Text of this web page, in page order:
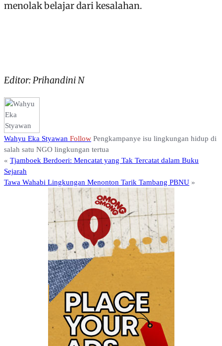
menolak belajar dari kesalahan.
Editor: Prihandini N
Wahyu Eka Styawan Follow Pengkampanye isu lingkungan hidup di
salah satu NGO lingkungan tertua
« Tjamboek Berdoeri: Mencatat yang Tak Tercatat dalam Buku
Sejarah
Tawa Wahabi Lingkungan Menonton Tarik Tambang PBNU »